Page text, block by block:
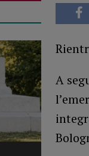
A